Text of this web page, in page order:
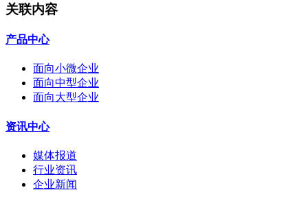
关联内容
产品中心
面向小微企业
面向中型企业
面向大型企业
资讯中心
媒体报道
行业资讯
企业新闻